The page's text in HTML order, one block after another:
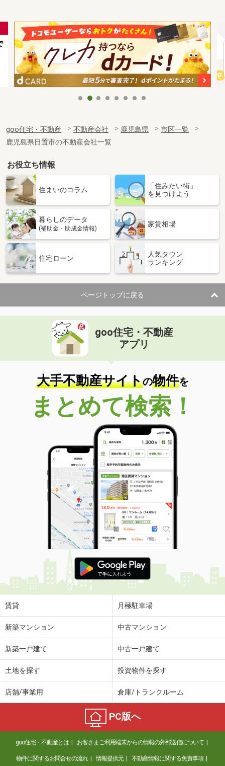
goo住宅・不動産 不動産会社 鹿児島県
市区一覧
鹿児島県日置市の不動産会社一覧
お役立ち情報
住まいのコラム
「住みたい街」
を見つけよう
暮らしのデータ
(補助金・助成金情報)
家賃相場
住宅ローン
人気タウン
ランキング
ページトップに戻る
goo住宅・不動産
アプリ
大手不動産サイトの物件を
まとめて検索！
賃貸 月極駐車場
新築マンション 中古マンション
新築一戸建て 中古一戸建て
土地を探す 投資物件を探す
店舗/事業用 倉庫/トランクルーム
PC版へ
goo住宅・不動産とは お客さまご利用端末からの情報の外部送信について
物件に関するお問合せの流れ 情報提供元 不動産情報に関する免責事項